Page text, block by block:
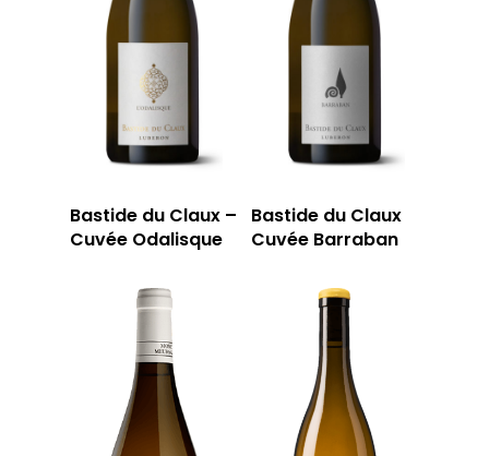
Bastide du Claux –
Cuvée Odalisque
Bastide du Claux
Cuvée Barraban